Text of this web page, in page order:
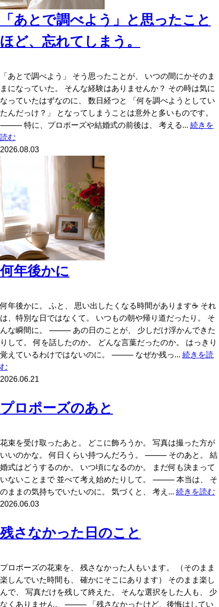
「あとで調べよう」と思ったこと
ほど、忘れてしまう。
「あとで調べよう」 そう思ったことが、 いつの間にかそのま
まになっていた。 そんな経験はありませんか？ その時は気に
なっていたはずなのに、 数日経つと 「何を調べようとしてい
たんだっけ？」 となってしまうことは意外と多いものです。
⸻ 特に、プロポーズや結婚式の前後は、 考える... 続きを
読む
2026.08.03
何年後かに
何年後かに。 ふと、 思い出したくなる時間があります☕ それ
は、特別な日ではなくて。 いつもの朝や帰り道だったり。 そ
んな瞬間に。 ⸻ あの日のことが、 少しだけ浮かんできた
りして。 何を話したのか。 どんな言葉だったのか。 はっきり
覚えているわけではないのに。 ⸻ なぜか残っ... 続きを読
む
2026.06.21
プロポーズのあと
花束を受け取ったあと。 どこに飾ろうか。 写真は撮った方が
いいのかな。 何日くらい持つんだろう。 ⸻ そのあと。 結
婚式はどうするのか。 いつ頃になるのか。 まだ何も決まって
いないことまで 並べて考え始めたりして。 ⸻ 本当は、 そ
のままの気持ちでいたいのに。 気づくと、 考え... 続きを読む
2026.06.03
残さなかった日のこと
プロポーズの花束を、 残さなかった人もいます。 （そのまま
楽しんでいた時間も、 確かにそこにあります） そのまま楽し
んで、 写真だけを残して終えた。 そんな選択をした人も、 少
なくありません。 ⸻ 「残さなかったけど、後悔はしてい